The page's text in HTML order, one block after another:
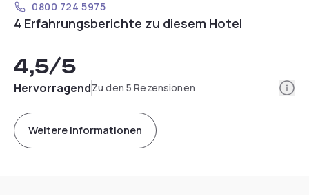
0800 724 5975
4 Erfahrungsberichte zu diesem Hotel
4,5/5
HervorragendZu den 5 Rezensionen
Weitere Informationen